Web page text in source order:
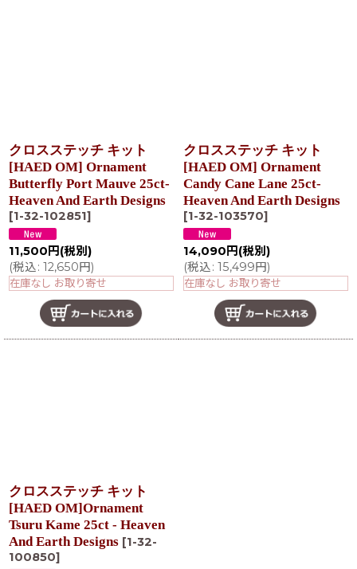
クロスステッチ キット
[HAED OM] Ornament
Butterfly Port Mauve 25ct-
Heaven And Earth Designs
[1-32-102851]
11,500 円 (税別)
(税込: 12,650円)
在庫なし お取り寄せ
クロスステッチ キット
[HAED OM] Ornament
Candy Cane Lane 25ct-
Heaven And Earth Designs
[1-32-103570]
14,090 円 (税別)
(税込: 15,499円)
在庫なし お取り寄せ
クロスステッチ キット
[HAED OM]Ornament
Tsuru Kame 25ct - Heaven
And Earth Designs [1-32-
100850]